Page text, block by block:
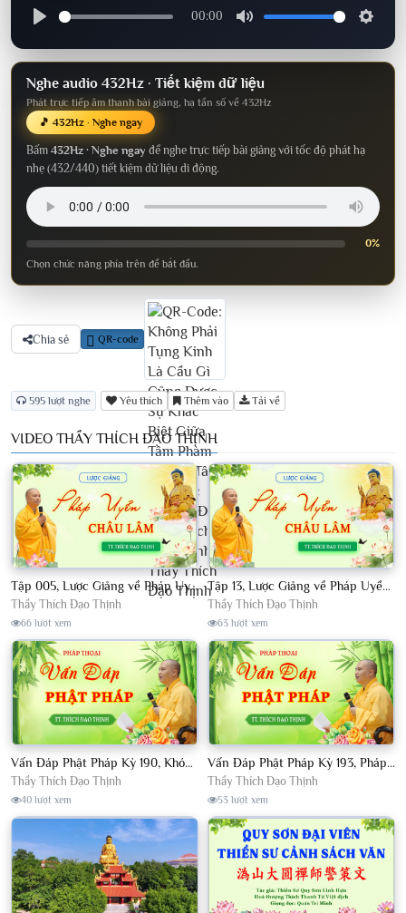
00:00
Nghe audio 432Hz · Tiết kiệm dữ liệu
Phát trực tiếp âm thanh bài giảng, hạ tần số về 432Hz
🎵 432Hz · Nghe ngay
Bấm 432Hz · Nghe ngay để nghe trực tiếp bài giảng với tốc độ phát hạ
nhẹ (432/440) tiết kiệm dữ liệu di động.
0%
Chọn chức năng phía trên để bắt đầu.
Chia sẻ QR-code
595 lượt nghe Yêu thích Thêm vào Tải về
VIDEO THẦY THÍCH ĐẠO THỊNH
Tập 005, Lược Giảng về Pháp Uyển Châu Lâm, Chủ giảng TT Thích Đạo Thịnh
Thầy Thích Đạo Thịnh
66 lượt xem
Tập 13, Lược Giảng về Pháp Uyển Châu Lâm, Chủ giảng TT Thích Đạo Thịnh
Thầy Thích Đạo Thịnh
63 lượt xem
Vấn Đáp Phật Pháp Kỳ 190, Khóa Tu Sinh Viên Con Kể Bụt Nghe Tháng 05, 2023 TT. Thích Đạo Thịnh - CKN
Thầy Thích Đạo Thịnh
40 lượt xem
Vấn Đáp Phật Pháp Kỳ 193, Pháp Hội TPTTHN Tháng 04/2023 TT. Thích Đạo Thịnh - CKN
Thầy Thích Đạo Thịnh
53 lượt xem